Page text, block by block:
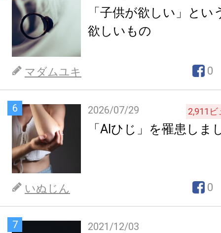
「子供が欲しい」とい
欲しいもの
マダムユキ 0
6 2026/07/29 2,911 ビ
「AIひじ」を罹患しま
いぬじん 0
7 2021/12/03